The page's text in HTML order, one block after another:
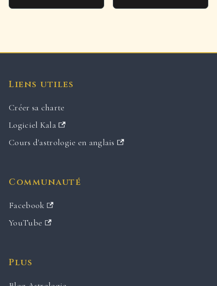
Liens utiles
Créer sa charte
Logiciel Kala
Cours d'astrologie en anglais
Communauté
Facebook
YouTube
Plus